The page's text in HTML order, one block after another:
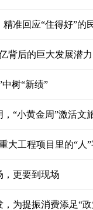
准回应“住得好”的
背后的巨大发展潜力
树“新绩”
“小黄金周”激活文
大工程项目里的“人
，更要到现场
为提振消费添足“